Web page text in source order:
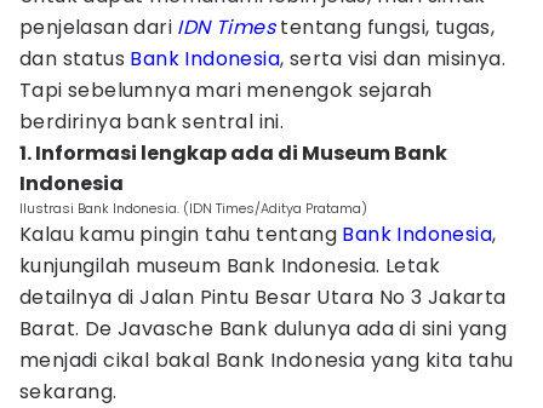
penjelasan dari IDN Timestentang fungsi, tugas,
dan status Bank Indonesia, serta visi dan misinya.
Tapi sebelumnya mari menengok sejarah
berdirinya bank sentral ini.
1. Informasi lengkap ada di Museum Bank
Indonesia
Ilustrasi Bank Indonesia. (IDN Times/Aditya Pratama)
Kalau kamu pingin tahu tentang Bank Indonesia,
kunjungilah museum Bank Indonesia. Letak
detailnya di Jalan Pintu Besar Utara No 3 Jakarta
Barat. De Javasche Bank dulunya ada di sini yang
menjadi cikal bakal Bank Indonesia yang kita tahu
sekarang.